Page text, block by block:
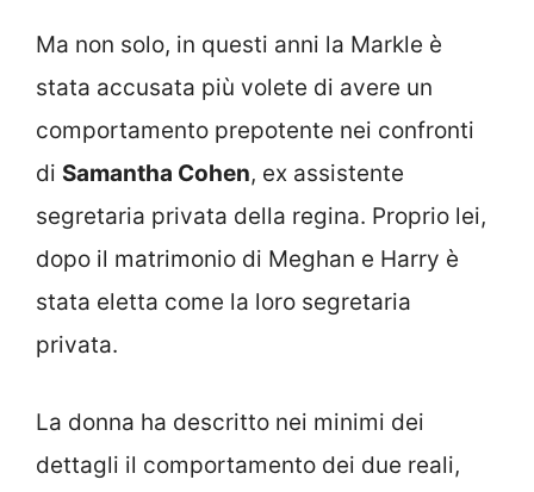
Ma non solo, in questi anni la Markle è
stata accusata più volete di avere un
comportamento prepotente nei confronti
di Samantha Cohen, ex assistente
segretaria privata della regina. Proprio lei,
dopo il matrimonio di Meghan e Harry è
stata eletta come la loro segretaria
privata.
La donna ha descritto nei minimi dei
dettagli il comportamento dei due reali,